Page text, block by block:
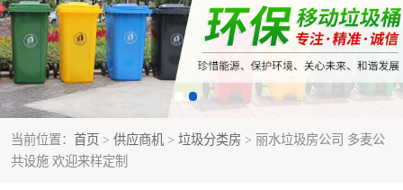
当前位置： 首页 > 供应商机 > 垃圾分类房 > 丽水垃圾房公司 多麦公
共设施 欢迎来样定制
办公室脚踩垃圾桶 保安岗亭
分类果皮箱 公园椅
垃圾分类房 塑料垃圾桶
防疫岗亭 吸烟岗亭